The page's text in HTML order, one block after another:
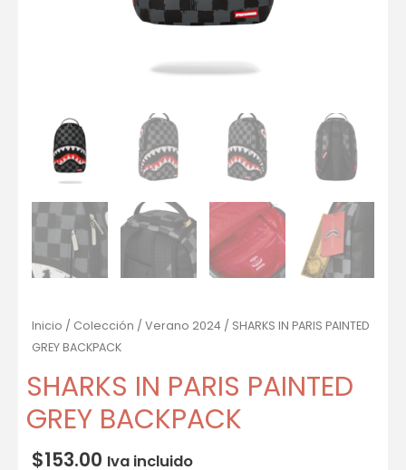
Inicio / Colección / Verano 2024 / SHARKS IN PARIS PAINTED
GREY BACKPACK
SHARKS IN PARIS PAINTED
GREY BACKPACK
$153.00 Iva incluido